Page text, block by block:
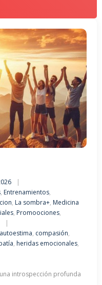
, Entrenamientos,
, La sombra+, Medicina
, Promoociones,
autoestima, compasión,
, heridas emocionales,
introspección profunda